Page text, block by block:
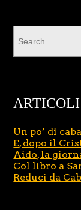
Un po’ di
E, dopo il
Aido, la
Col libro a
Reduci da